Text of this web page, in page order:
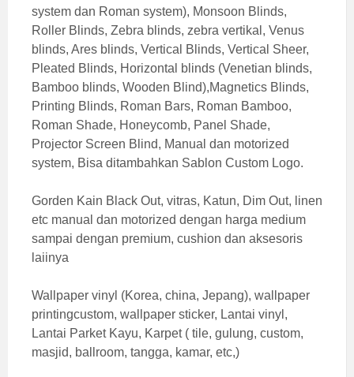
system dan Roman system), Monsoon Blinds,
Roller Blinds, Zebra blinds, zebra vertikal, Venus
blinds, Ares blinds, Vertical Blinds, Vertical Sheer,
Pleated Blinds, Horizontal blinds (Venetian blinds,
Bamboo blinds, Wooden Blind),Magnetics Blinds,
Printing Blinds, Roman Bars, Roman Bamboo,
Roman Shade, Honeycomb, Panel Shade,
Projector Screen Blind, Manual dan motorized
system, Bisa ditambahkan Sablon Custom Logo.
Gorden Kain Black Out, vitras, Katun, Dim Out, linen
etc manual dan motorized dengan harga medium
sampai dengan premium, cushion dan aksesoris
laiinya
Wallpaper vinyl (Korea, china, Jepang), wallpaper
printingcustom, wallpaper sticker, Lantai vinyl,
Lantai Parket Kayu, Karpet ( tile, gulung, custom,
masjid, ballroom, tangga, kamar, etc,)